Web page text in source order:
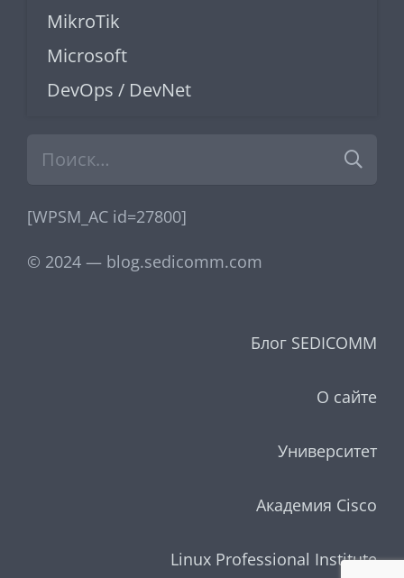
MikroTik
Microsoft
DevOps / DevNet
[WPSM_AC id=27800]
© 2024 — blog.sedicomm.com
Блог SEDICOMM
О сайте
Университет
Академия Cisco
Linux Professional Institute